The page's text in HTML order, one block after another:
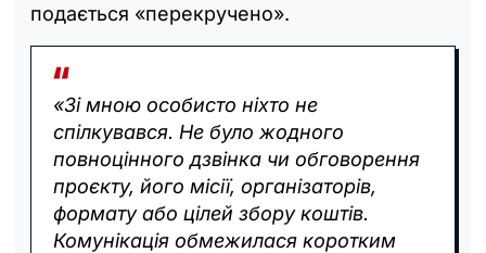
подається «перекручено».
«Зі мною особисто ніхто не
спілкувався. Не було жодного
повноцінного дзвінка чи обговорення
проєкту, його місії, організаторів,
формату або цілей збору коштів.
Комунікація обмежилася коротким